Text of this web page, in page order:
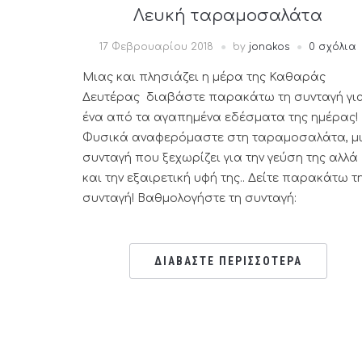
Λευκή ταραμοσαλάτα
17 Φεβρουαρίου 2018 by jonakos 0 σχόλια
Μιας και πλησιάζει η μέρα της Καθαράς
Δευτέρας διαβάστε παρακάτω τη συνταγή
ένα από τα αγαπημένα εδέσματα της ημέρας!
Φυσικά αναφερόμαστε στη ταραμοσαλάτα,
συνταγή που ξεχωρίζει για την γεύση της αλλά
και την εξαιρετική υφή της.. Δείτε παρακάτω
συνταγή! Βαθμολογήστε τη συνταγή:
ΔΙΑΒΑΣΤΕ ΠΕΡΙΣΣΟΤΕΡΑ